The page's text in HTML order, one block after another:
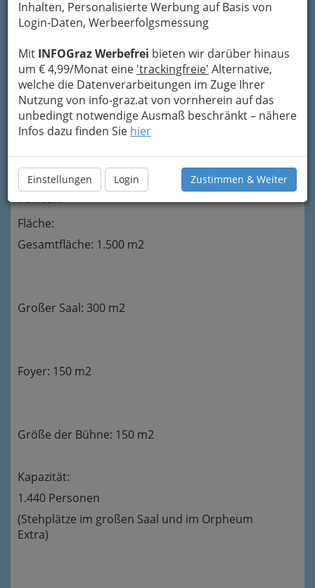
Inhalten, Personalisierte Werbung auf Basis von
Login-Daten, Werbeerfolgsmessung
Mit INFOGraz Werbefrei bieten wir darüber hinaus
um € 4,99/Monat eine 'trackingfreie' Alternative,
welche die Datenverarbeitungen im Zuge Ihrer
Nutzung von info-graz.at von vornherein auf das
unbedingt notwendige Ausmaß beschränkt – nähere
Infos dazu finden Sie hier
Einstellungen Login Zustimmen & Weiter
traditionsreichen Hausesmit dem besonderen
Flair aus. Sie haben die Möglichkeit
Orpheum Extra, Kulturcafé, Besprechungsraum
oder Foyer) für Ihre Veranstaltung zu mieten
oder gleich das ganze Haus zu nutzen.
Das Haus besticht durch seine Flexibilität:
Alles ist möglich. So kann beispielsweise die
Bühne in die Veranstaltung eingebaut werden.
Vice versa kann aber auch der Saal als Bühne
fungieren.
Fakten
Fläche:
Gesamtfläche: 1.500 m2
Großer Saal: 300 m2
Foyer: 150 m2
Größe der Bühne: 150 m2
Kapazität:
1.440 Personen
(Stehplätze im großen Saal und im Orpheum
Extra)